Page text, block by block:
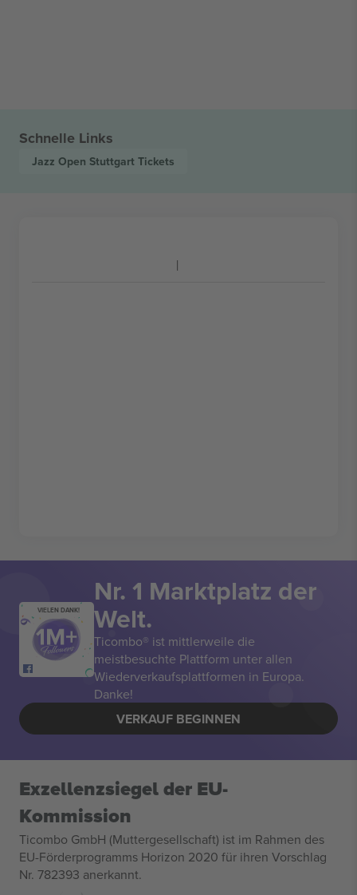
Schnelle Links
Jazz Open Stuttgart Tickets
VIELEN DANK!
Nr. 1 Marktplatz der
Welt.
Ticombo® ist mittlerweile die
meistbesuchte Plattform unter allen
Wiederverkaufsplattformen in Europa.
Danke!
VERKAUF BEGINNEN
Exzellenzsiegel der EU-
Kommission
Ticombo GmbH (Muttergesellschaft) ist im Rahmen des
EU-Förderprogramms Horizon 2020 für ihren Vorschlag
Nr. 782393 anerkannt.